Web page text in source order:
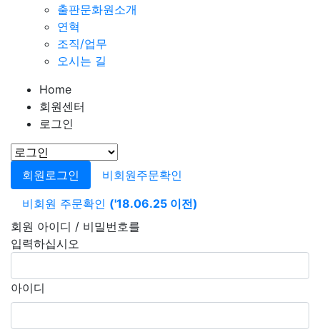
출판문화원소개
연혁
조직/업무
오시는 길
Home
회원센터
로그인
회원로그인
비회원주문확인
비회원 주문확인 ('18.06.25 이전)
회원 아이디 / 비밀번호를
입력하십시오
아이디